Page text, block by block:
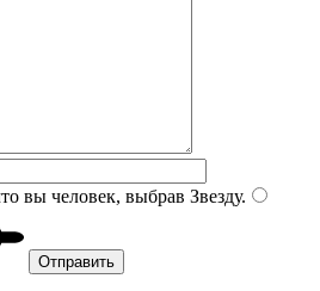
вы человек, выбрав Звезду.